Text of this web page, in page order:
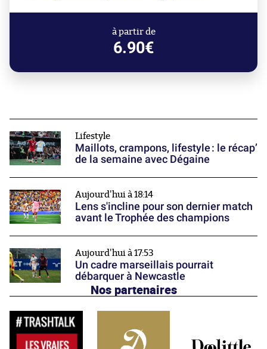
à partir de
6.90€
Lifestyle
Maillots, crampons, lifestyle : le récap’
de la semaine avec Dégaine
Aujourd'hui à 18:14
Lens s'incline pour son dernier match
avant le Trophée des champions
Aujourd'hui à 17:53
Un cadre marseillais pourrait
débarquer à Newcastle
Nos partenaires